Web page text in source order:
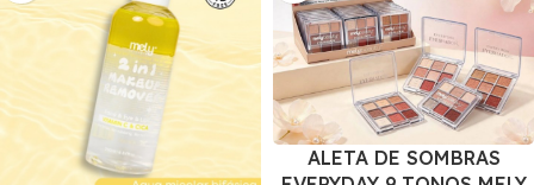
ALETA DE SOMBRAS